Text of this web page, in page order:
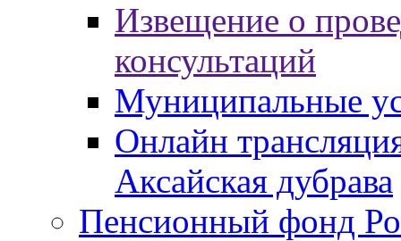
Извещение о
консультаций
Муниципальные
Онлайн
Аксайская дубрава
Пенсионный фонд